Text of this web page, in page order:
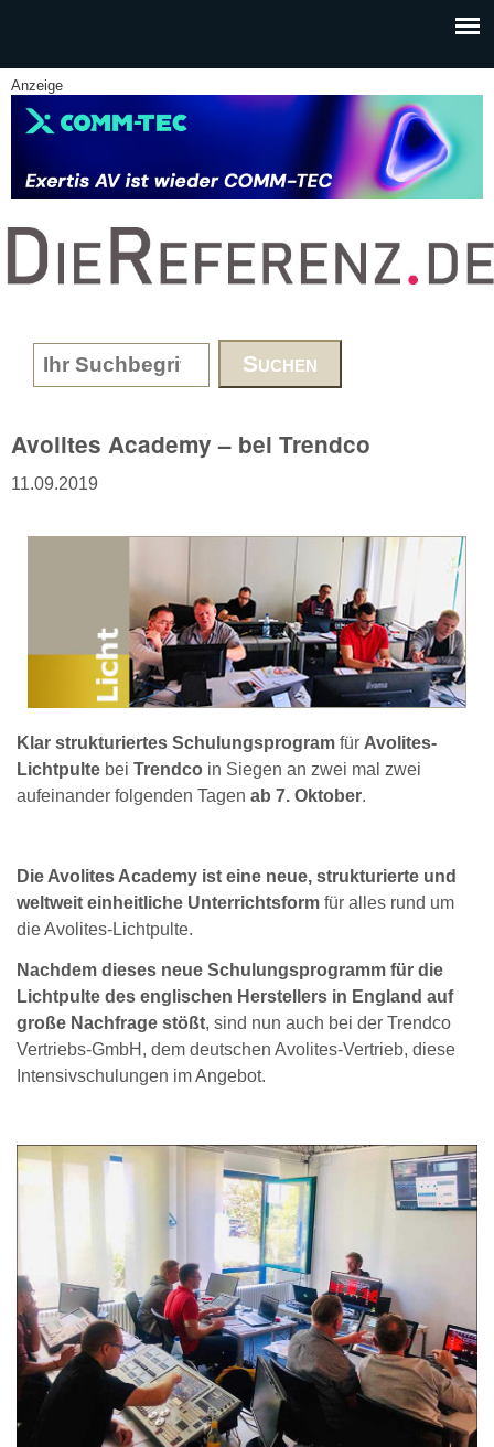
Anzeige
www.DieReferenz.de
Search form
Avolites Academy – bei Trendco
11.09.2019
Klar strukturiertes Schulungsprogram für Avolites-
Lichtpulte bei Trendco in Siegen an zwei mal zwei
aufeinander folgenden Tagen ab 7. Oktober.
Die Avolites Academy ist eine neue, strukturierte und
weltweit einheitliche Unterrichtsform für alles rund um
die Avolites-Lichtpulte.
Nachdem dieses neue Schulungsprogramm für die
Lichtpulte des englischen Herstellers in England auf
große Nachfrage stößt, sind nun auch bei der Trendco
Vertriebs-GmbH, dem deutschen Avolites-Vertrieb, diese
Intensivschulungen im Angebot.